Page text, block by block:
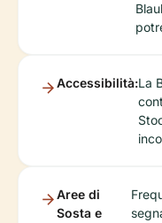
Accessibilità:La
Aree di
Sosta e